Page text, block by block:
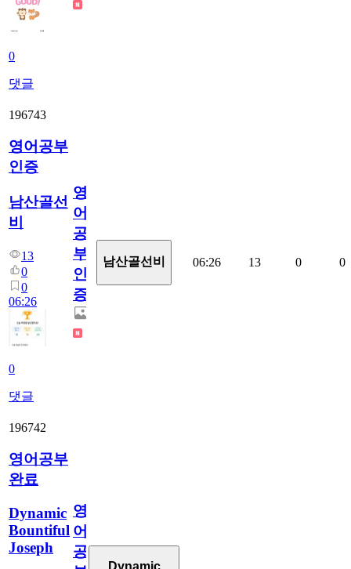
0
댓글
196743
영어공부
인증
남산골선
비
13
0
0
06:26
0
댓글
영
어
공
부
인
증
남산골선비 06:26 13 0 0
196742
영어공부
완료
Dynamic
Bountiful
Joseph
영
어
공